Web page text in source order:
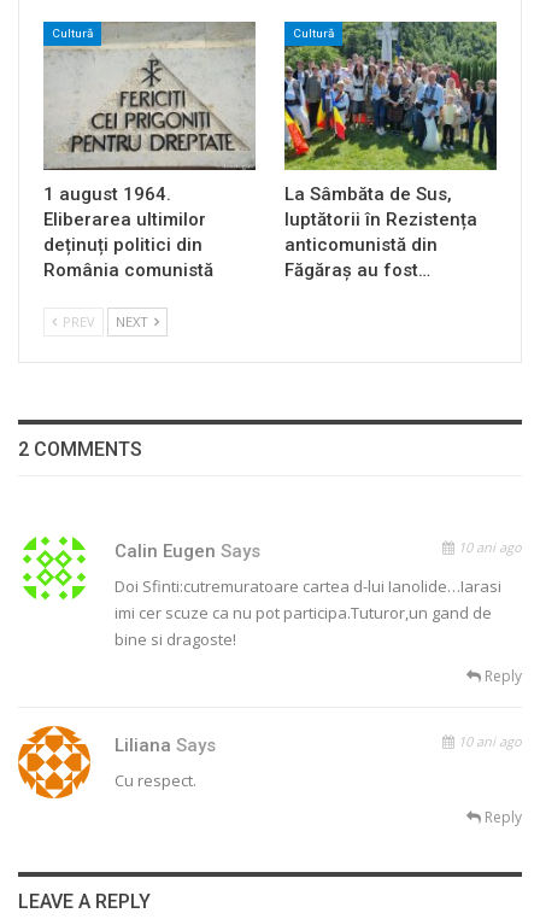
Cultură
1 august 1964.
Eliberarea ultimilor
deținuți politici din
România comunistă
Cultură
La Sâmbăta de Sus,
luptătorii în Rezistența
anticomunistă din
Făgăraș au fost…
PREV NEXT
2 COMMENTS
Calin Eugen Says 10 ani ago
Doi Sfinti:cutremuratoare cartea d-lui Ianolide…Iarasi
imi cer scuze ca nu pot participa.Tuturor,un gand de
bine si dragoste!
Reply
Liliana Says 10 ani ago
Cu respect.
Reply
LEAVE A REPLY